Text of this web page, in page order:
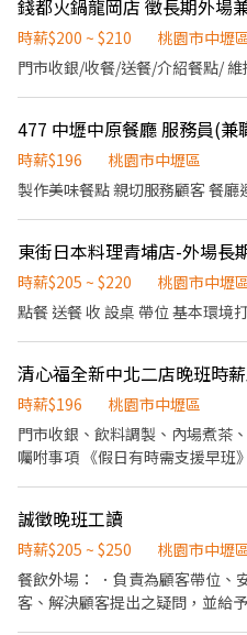
作環境、才會有快樂的工作品質
都是我們的目標。 外場 1. 桌邊服務(代烤)、解決顧客疑問、給予餐
點建議。 2. 紀錄客戶資訊，喜好
餐畢後之環境清潔。 5. 其他主管交辦事項 工作環境 簡
心也是相當必要的一件事情。 透
我們的目標是創造一個專業、自
時薪$200 ~ $210
桃園市中壢
門市收銀/收餐/送餐/介紹餐點/ 維
477 中壢中原餐廳 服務員(兼
時薪$196
桃園市中壢區
製作美味餐點 親切服務顧客 餐廳
時薪$205 ~ $220
桃園市中壢
點餐 送餐 收 設桌 帶位 基本環境
時薪$196
桃園市中壢區
門市收銀、飲料調製、內場煮茶
囑咐事項 《假日有時需支援早班》
誠徵晚班工讀
時薪$205 ~ $250
桃園市中壢
餐飲外場： ．負責為顧客帶位、
客、解決顧客提出之疑問，並給